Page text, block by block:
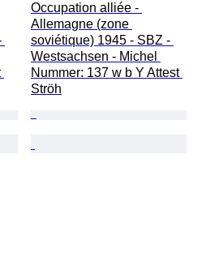
Occupation alliée -
Allemagne (zone
soviétique) 1945 - SBZ -
Westsachsen - Michel
Nummer: 137 w b Y Attest
Ströh